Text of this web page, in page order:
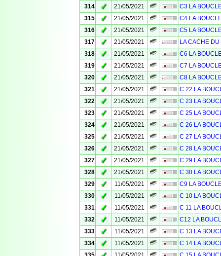
314
✓ 21/05/2021
C3 LA
315
✓ 21/05/2021
C4 LA
316
✓ 21/05/2021
C5 LA
317
✓ 21/05/2021
LA CACHE
318
✓ 21/05/2021
C6 LA
319
✓ 21/05/2021
C7 LA
320
✓ 21/05/2021
C8 LA
321
✓ 21/05/2021
C 22 LA
322
✓ 21/05/2021
C 23 LA
323
✓ 21/05/2021
C 25 LA
324
✓ 21/05/2021
C 26 LA
325
✓ 21/05/2021
C 27 LA
326
✓ 21/05/2021
C 28 LA
327
✓ 21/05/2021
C 29 LA
328
✓ 21/05/2021
C 30 LA
329
✓ 11/05/2021
C9 LA
330
✓ 11/05/2021
C 10 LA
331
✓ 11/05/2021
C 11 LA
332
✓ 11/05/2021
C12 LA
333
✓ 11/05/2021
C 13 LA
334
✓ 11/05/2021
C 14 LA